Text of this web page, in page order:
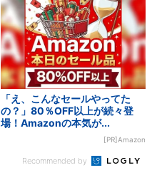
「え、こんなセールやってた
の？」80％OFF以上が続々登
場！Amazonの本気が...
[PR]Amazon
Recommended by